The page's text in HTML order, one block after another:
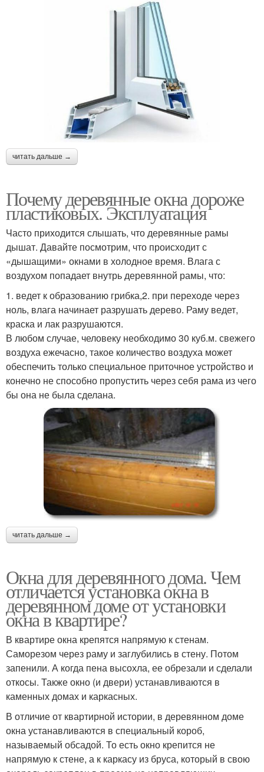
читать дальше →
Почему деревянные окна дороже
пластиковых. Эксплуатация
Часто приходится слышать, что деревянные рамы
дышат. Давайте посмотрим, что происходит с
«дышащими» окнами в холодное время. Влага с
воздухом попадает внутрь деревянной рамы, что:
1. ведет к образованию грибка,2. при переходе через
ноль, влага начинает разрушать дерево. Раму ведет,
краска и лак разрушаются.
В любом случае, человеку необходимо 30 куб.м. свежего
воздуха ежечасно, такое количество воздуха может
обеспечить только специальное приточное устройство и
конечно не способно пропустить через себя рама из чего
бы она не была сделана.
читать дальше →
Окна для деревянного дома. Чем
отличается установка окна в
деревянном доме от установки
окна в квартире?
В квартире окна крепятся напрямую к стенам.
Саморезом через раму и заглубились в стену. Потом
запенили. А когда пена высохла, ее обрезали и сделали
откосы. Также окно (и двери) устанавливаются в
каменных домах и каркасных.
В отличие от квартирной истории, в деревянном доме
окна устанавливаются в специальный короб,
называемый обсадой. То есть окно крепится не
напрямую к стене, а к каркасу из бруса, который в свою